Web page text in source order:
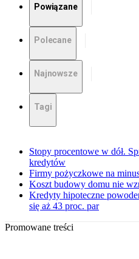
Powiązane
Polecane
Najnowsze
Tagi
Stopy procentowe w dół.
kredytów
Firmy pożyczkowe na
Koszt budowy domu nie
Kredyty hipoteczne
się aż 43 proc. par
Promowane treści